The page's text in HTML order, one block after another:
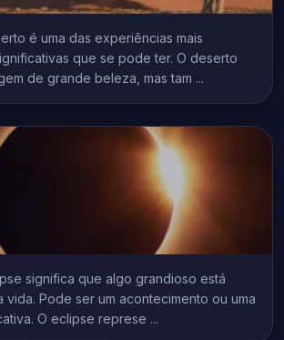
é uma das experiências mais
que se pode ter. O deserto
de grande beleza, mas tam ...
significa que algo grandioso está
vida. Pode ser um acontecimento ou uma
O eclipse represe ...